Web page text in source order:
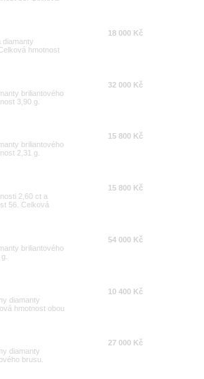
diamanty
hmotnost
18 000 Kč
briliantového
3,90 g.
32 000 Kč
briliantového
2,31 g.
15 800 Kč
2,60 ct a
56. Celková
15 800 Kč
briliantového
54 000 Kč
diamanty
hmotnost obou
10 400 Kč
diamanty
brusu.
27 000 Kč